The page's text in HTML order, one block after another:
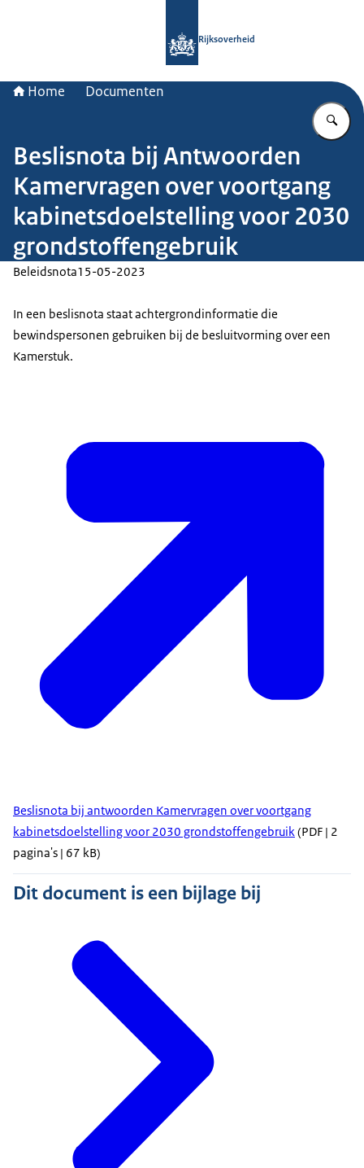
Rijksoverheid
Home Documenten
Beslisnota bij Antwoorden
Kamervragen over voortgang
kabinetsdoelstelling voor 2030
grondstoffengebruik
Beleidsnota15-05-2023
In een beslisnota staat achtergrondinformatie die
bewindspersonen gebruiken bij de besluitvorming over een
Kamerstuk.
Beslisnota bij antwoorden Kamervragen over voortgang
kabinetsdoelstelling voor 2030 grondstoffengebruik(PDF | 2
pagina's | 67 kB)
Dit document is een bijlage bij